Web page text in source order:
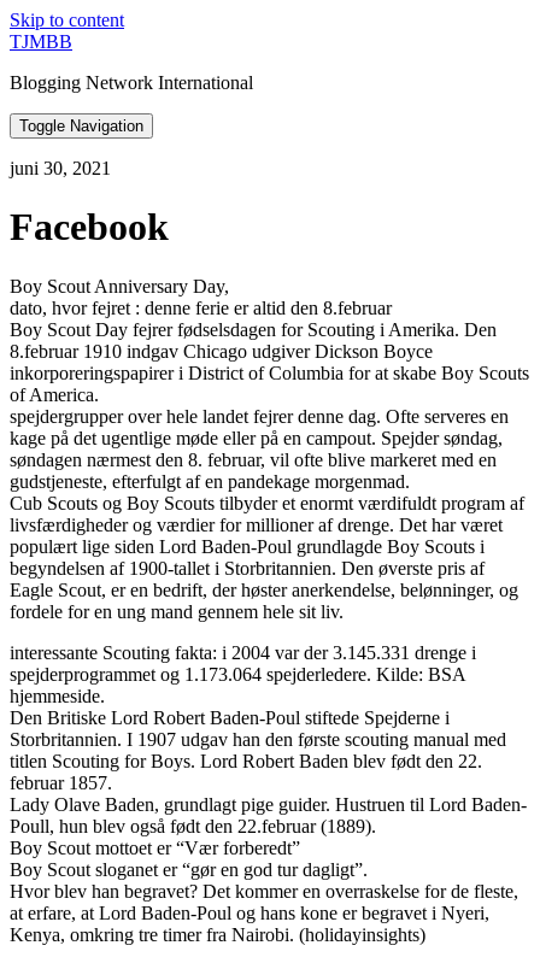
Skip to content
TJMBB
Blogging Network International
Toggle Navigation
juni 30, 2021
Facebook
Boy Scout Anniversary Day,
dato, hvor fejret : denne ferie er altid den 8.februar
Boy Scout Day fejrer fødselsdagen for Scouting i Amerika. Den
8.februar 1910 indgav Chicago udgiver Dickson Boyce
inkorporeringspapirer i District of Columbia for at skabe Boy Scouts
of America.
spejdergrupper over hele landet fejrer denne dag. Ofte serveres en
kage på det ugentlige møde eller på en campout. Spejder søndag,
søndagen nærmest den 8. februar, vil ofte blive markeret med en
gudstjeneste, efterfulgt af en pandekage morgenmad.
Cub Scouts og Boy Scouts tilbyder et enormt værdifuldt program af
livsfærdigheder og værdier for millioner af drenge. Det har været
populært lige siden Lord Baden-Poul grundlagde Boy Scouts i
begyndelsen af 1900-tallet i Storbritannien. Den øverste pris af
Eagle Scout, er en bedrift, der høster anerkendelse, belønninger, og
fordele for en ung mand gennem hele sit liv.
interessante Scouting fakta: i 2004 var der 3.145.331 drenge i
spejderprogrammet og 1.173.064 spejderledere. Kilde: BSA
hjemmeside.
Den Britiske Lord Robert Baden-Poul stiftede Spejderne i
Storbritannien. I 1907 udgav han den første scouting manual med
titlen Scouting for Boys. Lord Robert Baden blev født den 22.
februar 1857.
Lady Olave Baden, grundlagt pige guider. Hustruen til Lord Baden-
Poull, hun blev også født den 22.februar (1889).
Boy Scout mottoet er “Vær forberedt”
Boy Scout sloganet er “gør en god tur dagligt”.
Hvor blev han begravet? Det kommer en overraskelse for de fleste,
at erfare, at Lord Baden-Poul og hans kone er begravet i Nyeri,
Kenya, omkring tre timer fra Nairobi. (holidayinsights)